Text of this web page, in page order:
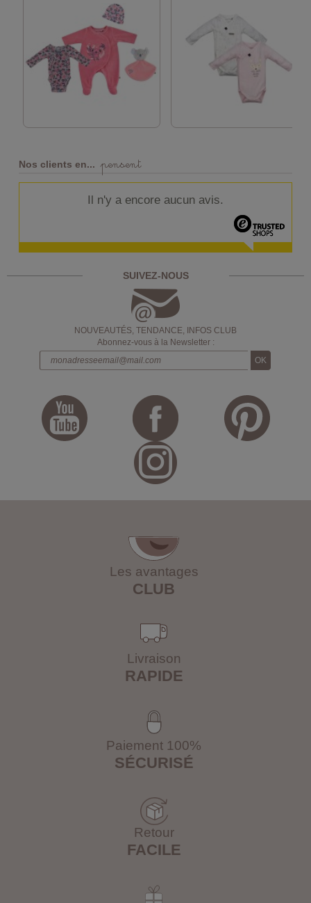
Nos clients en... pensent
Il n'y a encore aucun avis.
SUIVEZ-NOUS
NOUVEAUTÉS, TENDANCE, INFOS CLUB
Abonnez-vous à la Newsletter :
Les avantages
CLUB
Livraison
RAPIDE
Paiement 100%
SÉCURISÉ
Retour
FACILE